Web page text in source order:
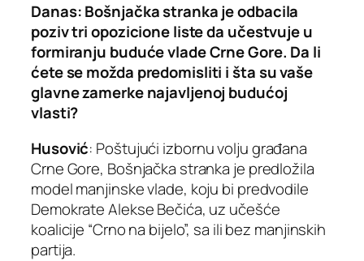
Danas: Bošnjačka stranka je odbacila
poziv tri opozicione liste da učestvuje u
formiranju buduće vlade Crne Gore. Da li
ćete se možda predomisliti i šta su vaše
glavne zamerke najavljenoj budućoj
vlasti?
Husović: Poštujući izbornu volju građana
Crne Gore, Bošnjačka stranka je predložila
model manjinske vlade, koju bi predvodile
Demokrate Alekse Bečića, uz učešće
koalicije “Crno na bijelo”, sa ili bez manjinskih
partija.